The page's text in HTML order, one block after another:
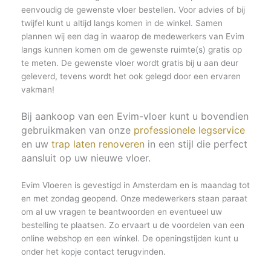
eenvoudig de gewenste vloer bestellen. Voor advies of bij
twijfel kunt u altijd langs komen in de winkel. Samen
plannen wij een dag in waarop de medewerkers van Evim
langs kunnen komen om de gewenste ruimte(s) gratis op
te meten. De gewenste vloer wordt gratis bij u aan deur
geleverd, tevens wordt het ook gelegd door een ervaren
vakman!
Bij aankoop van een Evim-vloer kunt u bovendien
gebruikmaken van onze professionele legservice
en uw trap laten renoveren in een stijl die perfect
aansluit op uw nieuwe vloer.
Evim Vloeren is gevestigd in Amsterdam en is maandag tot
en met zondag geopend. Onze medewerkers staan paraat
om al uw vragen te beantwoorden en eventueel uw
bestelling te plaatsen. Zo ervaart u de voordelen van een
online webshop en een winkel. De openingstijden kunt u
onder het kopje contact terugvinden.